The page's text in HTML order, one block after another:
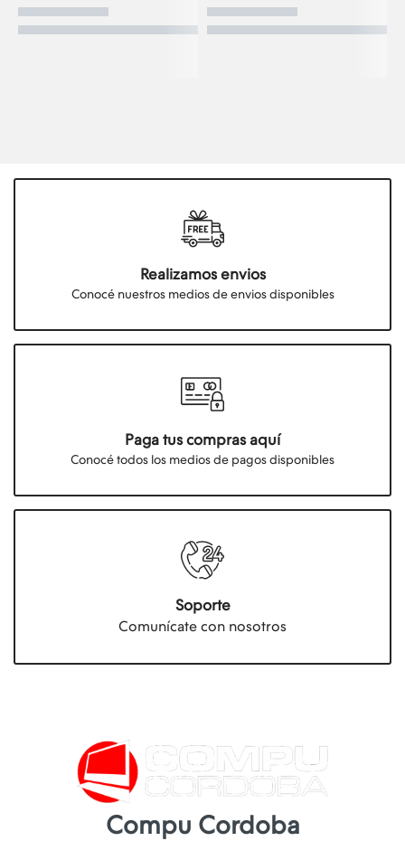
Realizamos envios
Conocé nuestros medios de envios disponibles
Paga tus compras aquí
Conocé todos los medios de pagos disponibles
Soporte
Comunícate con nosotros
Compu Cordoba